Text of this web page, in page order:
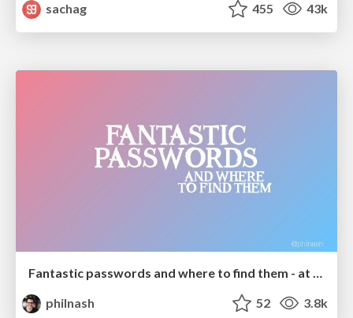
sachag
455 43k
Fantastic passwords and where to find them - at NoRuKo
philnash
52 3.8k